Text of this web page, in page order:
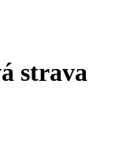
strava